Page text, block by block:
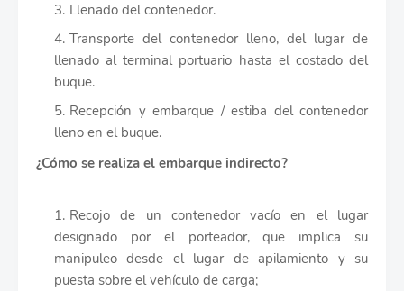
Llenado del contenedor.
Transporte del contenedor lleno, del lugar de
llenado al terminal portuario hasta el costado del
buque.
Recepción y embarque / estiba del contenedor
lleno en el buque.
¿Cómo se realiza el embarque indirecto?
Recojo de un contenedor vacío en el lugar
designado por el porteador, que implica su
manipuleo desde el lugar de apilamiento y su
puesta sobre el vehículo de carga;